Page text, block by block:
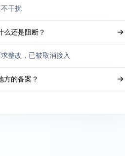
干扰
么还是阻断？
整改，已被取消接入
方的备案？